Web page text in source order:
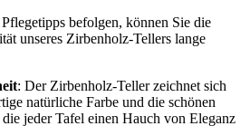
befolgen, können Sie die
unseres Zirbenholz-Tellers lange
: Der Zirbenholz-Teller zeichnet sich
natürliche Farbe und die schönen
jeder Tafel einen Hauch von Eleganz